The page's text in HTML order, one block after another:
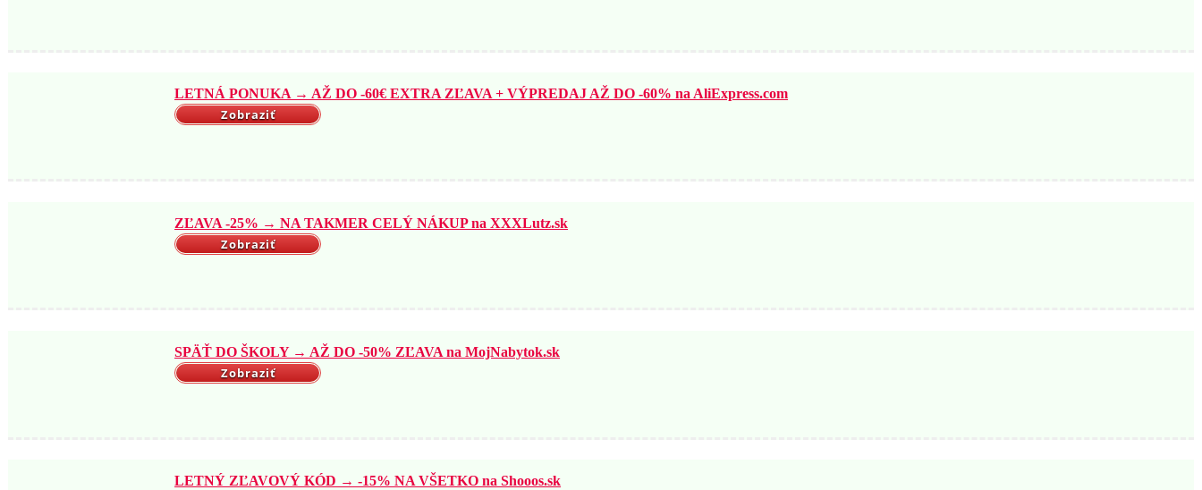
LETNÁ PONUKA → AŽ DO -60€ EXTRA ZĽAVA + VÝPREDAJ AŽ DO -60% na AliExpress.com
Zobraziť
ZĽAVA -25% → NA TAKMER CELÝ NÁKUP na XXXLutz.sk
Zobraziť
SPÄŤ DO ŠKOLY → AŽ DO -50% ZĽAVA na MojNabytok.sk
Zobraziť
LETNÝ ZĽAVOVÝ KÓD → -15% NA VŠETKO na Shooos.sk